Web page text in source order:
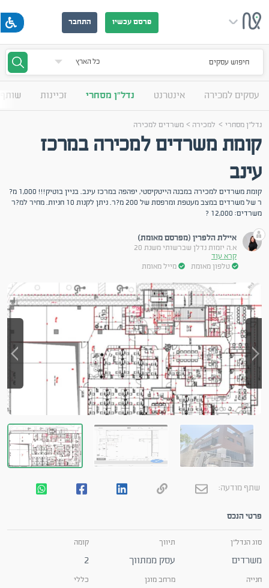
פרסם עכשיו התחבר
חיפוש עסקים
עסקים למכירה אינטרנט נדל"ן מסחרי זכיינות
נדל"ן מסחרי> למכירה >משרדים למכירה
קומת משרדים למכירה במרכז
עינב
קומת משרדים למכירה במבנה הייטקיסטי, יפהפה במרכז עינב. בניין בוטיק!!! 1,000 מ?
ר של משרדים במצב מעטפת ומרפסת של 200 מ?ר. ניתן לקנות 10 חניות. מחיר למ?ר
משרדים: 12,000 ?
איילת הלפרין (מפרסם מאומת)
א.ה יזמות נדלן שברשותי משנת 20
קרא עוד
טלפון מאומת
מייל מאומת
שתף מודעה:
פרטי הנכס
סוג הנדל"ן
משרדים
תיווך
עסק ממתווך
קומה
2
חנייה מרחב מוגן כללי